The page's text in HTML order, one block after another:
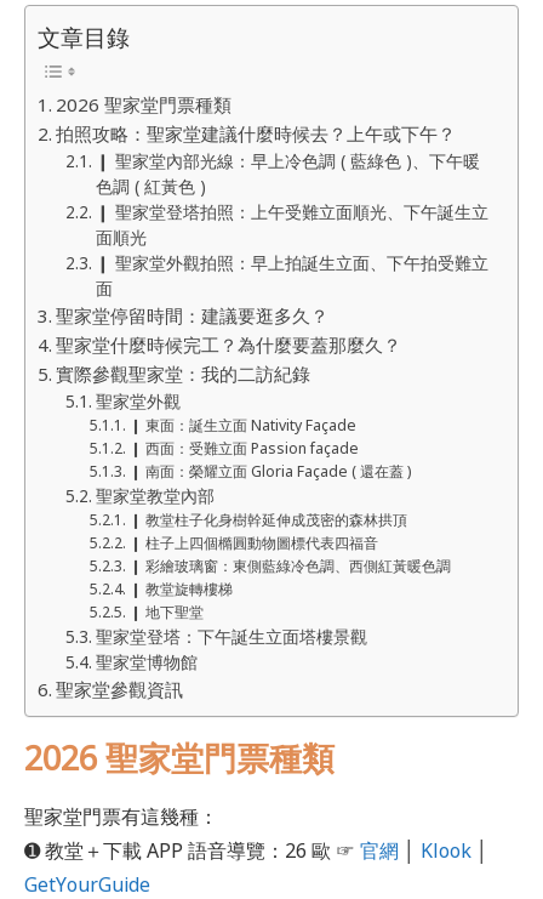
文章目錄
2026 聖家堂門票種類
拍照攻略：聖家堂建議什麼時候去？上午或下午？
❙ 聖家堂內部光線：早上冷色調 ( 藍綠色 )、下午暖
色調 ( 紅黃色 )
❙ 聖家堂登塔拍照：上午受難立面順光、下午誕生立
面順光
❙ 聖家堂外觀拍照：早上拍誕生立面、下午拍受難立
面
聖家堂停留時間：建議要逛多久？
聖家堂什麼時候完工？為什麼要蓋那麼久？
實際參觀聖家堂：我的二訪紀錄
聖家堂外觀
❙ 東面：誕生立面 Nativity Façade
❙ 西面：受難立面 Passion façade
❙ 南面：榮耀立面 Gloria Façade ( 還在蓋 )
聖家堂教堂內部
❙ 教堂柱子化身樹幹延伸成茂密的森林拱頂
❙ 柱子上四個橢圓動物圖標代表四福音
❙ 彩繪玻璃窗：東側藍綠冷色調、西側紅黃暖色調
❙ 教堂旋轉樓梯
❙ 地下聖堂
聖家堂登塔：下午誕生立面塔樓景觀
聖家堂博物館
聖家堂參觀資訊
2026 聖家堂門票種類
聖家堂門票有這幾種：
➊ 教堂＋下載 APP 語音導覽：26 歐 ☞ 官網 Klook
GetYourGuide